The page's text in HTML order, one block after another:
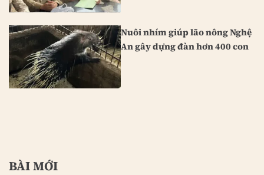
Nuôi nhím giúp lão nông Nghệ
An gây dựng đàn hơn 400 con
BÀI MỚI